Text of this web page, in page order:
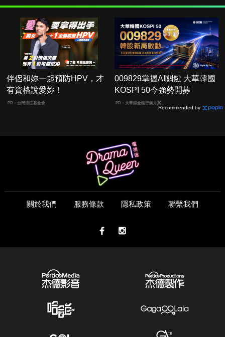
伴侶和妳一起預防HPV，才
有資格說愛妳！
PR・台灣癌症基金會
009829掌握AI關鍵 大華韓國
KOSPI 50今強勢開募
PR・大華銀全能行銷方案
Recommended by
關於我們 服務條款 隱私政策 聯繫我們